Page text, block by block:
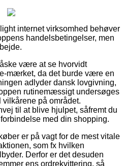
internet virksomhed behøver
handelsbetingelser, men
være at se hvorvidt
mærket, da det burde være en
adlyder dansk lovgivning,
rutinemæssigt undersøges
på området.
til at blive hjulpet, såfremt du
med din shopping.
er på vagt for de mest vitale
som fx hvilken
Derfor er det desuden
ens ordrekvittering, så